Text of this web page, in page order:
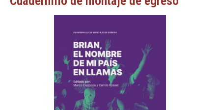
CREACIÓNE INVESTIGACIÓN
DEPARTAMENTOS
FACULTAD
Estudiantes
Académicas/os
Funcionarias/os
Egresadas/os